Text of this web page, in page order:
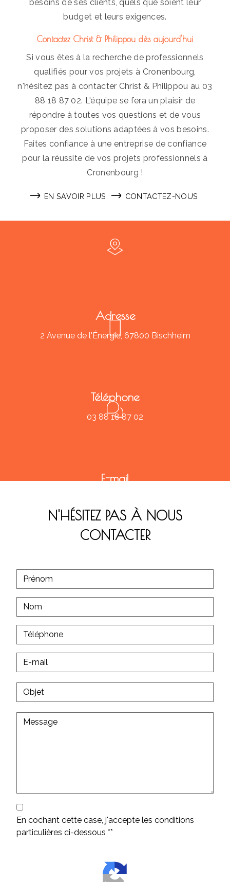
besoins de ses clients, quels que soient leur
budget et leurs exigences.
Contactez Christ & Philippou dès aujourd'hui
Si vous êtes à la recherche de professionnels
qualifiés pour vos projets à Cronenbourg,
n'hésitez pas à contacter Christ & Philippou au 03
88 18 87 02. L'équipe se fera un plaisir de
répondre à toutes vos questions et de vous
proposer des solutions adaptées à vos besoins.
Faites confiance à une entreprise de confiance
pour la réussite de vos projets professionnels à
Cronenbourg !
EN SAVOIR PLUS CONTACTEZ-NOUS
Adresse
2 Avenue de l'Énergie, 67800 Bischheim
Téléphone
03 88 18 87 02
E-mail
N'HÉSITEZ PAS À NOUS
CONTACTER
En cochant cette case, j'accepte les conditions
particulières ci-dessous **